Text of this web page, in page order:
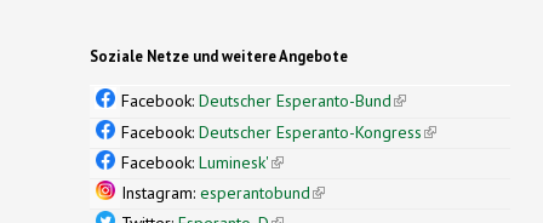
Soziale Netze und weitere Angebote
Facebook: Deutscher Esperanto-Bund(link is
external)
Facebook: Deutscher Esperanto-Kongress(link is
Facebook: Luminesk'(link is external)
Instagram: esperantobund(link is external)